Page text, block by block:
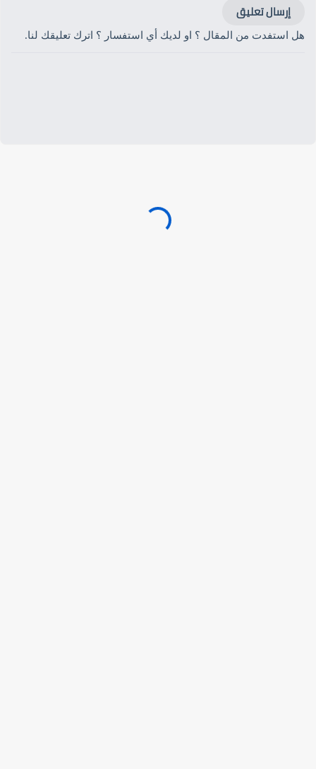
إرسال تعليق
هل استفدت من المقال ؟ او لديك أي استفسار ؟ اترك تعليقك لنا.